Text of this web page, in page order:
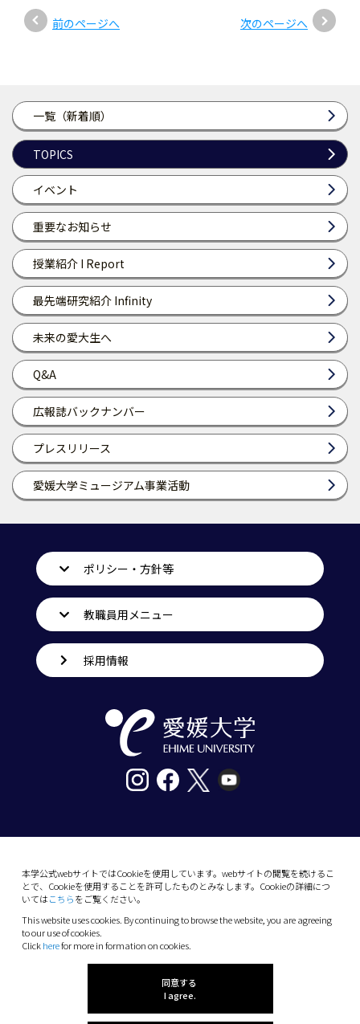
一覧（新着順）
TOPICS
イベント
重要なお知らせ
授業紹介 I Report
最先端研究紹介 Infinity
未来の愛大生へ
Q&A
広報誌バックナンバー
プレスリリース
愛媛大学ミュージアム事業活動
前のページへ 次のページへ
本学公式webサイトではCookieを使用しています。webサイトの閲覧を続けるこ
とで、Cookieを使用することを許可したものとみなします。Cookieの詳細につ
いてはこちらをご覧ください。
This website uses cookies. By continuing to browse the website, you are agreeing
to our use of cookies.
Clickherefor more in formation on cookies.
同意する
I agree.
ポリシー・方針等
教職員用メニュー
採用情報
10-13 Dogo-Himata, Matsuyama, Ehime 790-
Phone: +81 89-927-9000
(C) 2026 Ehime University.